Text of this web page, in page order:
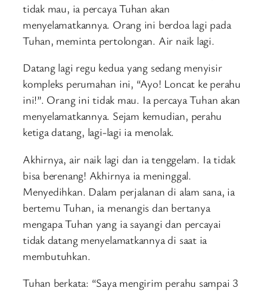
tidak mau, ia percaya Tuhan akan
menyelamatkannya. Orang ini berdoa lagi pada
Tuhan, meminta pertolongan. Air naik lagi.
Datang lagi regu kedua yang sedang menyisir
kompleks perumahan ini, “Ayo! Loncat ke perahu
ini!”. Orang ini tidak mau. Ia percaya Tuhan akan
menyelamatkannya. Sejam kemudian, perahu
ketiga datang, lagi-lagi ia menolak.
Akhirnya, air naik lagi dan ia tenggelam. Ia tidak
bisa berenang! Akhirnya ia meninggal.
Menyedihkan. Dalam perjalanan di alam sana, ia
bertemu Tuhan, ia menangis dan bertanya
mengapa Tuhan yang ia sayangi dan percayai
tidak datang menyelamatkannya di saat ia
membutuhkan.
Tuhan berkata: “Saya mengirim perahu sampai 3